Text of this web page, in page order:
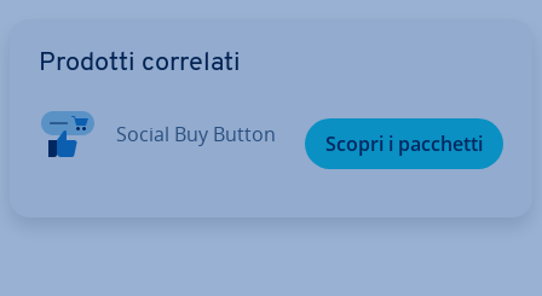
Prodotti correlati
Social Buy Button Scopri i pacchetti